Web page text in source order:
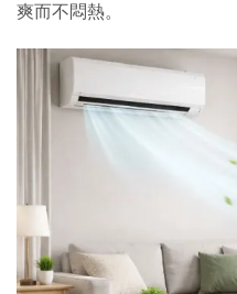
爽而不悶熱。